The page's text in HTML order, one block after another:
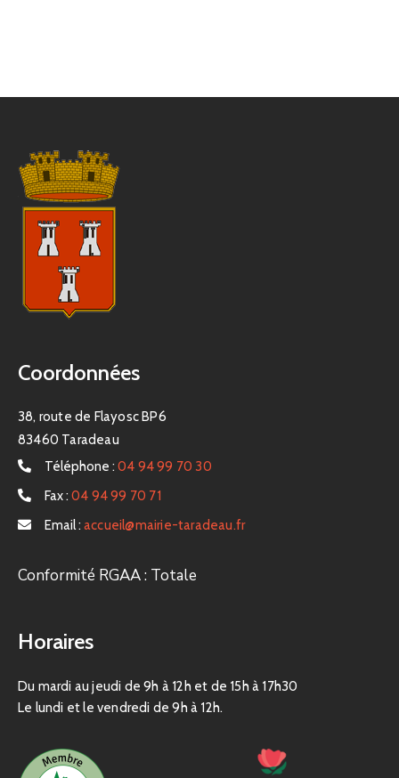
Coordonnées
38, route de Flayosc BP6
83460 Taradeau
Téléphone : 04 94 99 70 30
Fax : 04 94 99 70 71
Email : accueil@mairie-taradeau.fr
Conformité RGAA : Totale
Horaires
Du mardi au jeudi de 9h à 12h et de 15h à 17h30
Le lundi et le vendredi de 9h à 12h.